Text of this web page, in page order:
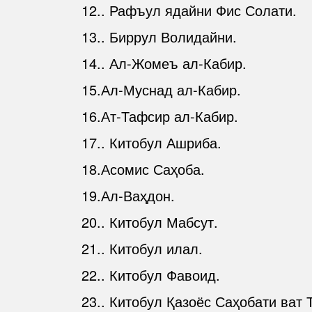
12.. Рафъул ядайни Фис Солати.
13.. Биррул Волидайни.
14.. Ал-Жомеъ ал-Кабир.
15.Ал-Муснад ал-Кабир.
16.Ат-Тафсир ал-Кабир.
17.. Китобул Ашриба.
18.Асомис Саҳоба.
19.Ал-Ваҳдон.
20.. Китобул Мабсут.
21.. Китобул илал.
22.. Китобул Фавоид.
23.. Китобул Қазоёс Саҳобати ват